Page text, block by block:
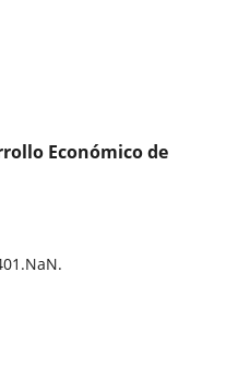
Económico de
NaN.